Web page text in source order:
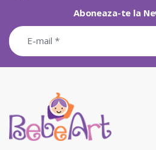
Aboneaza-te la